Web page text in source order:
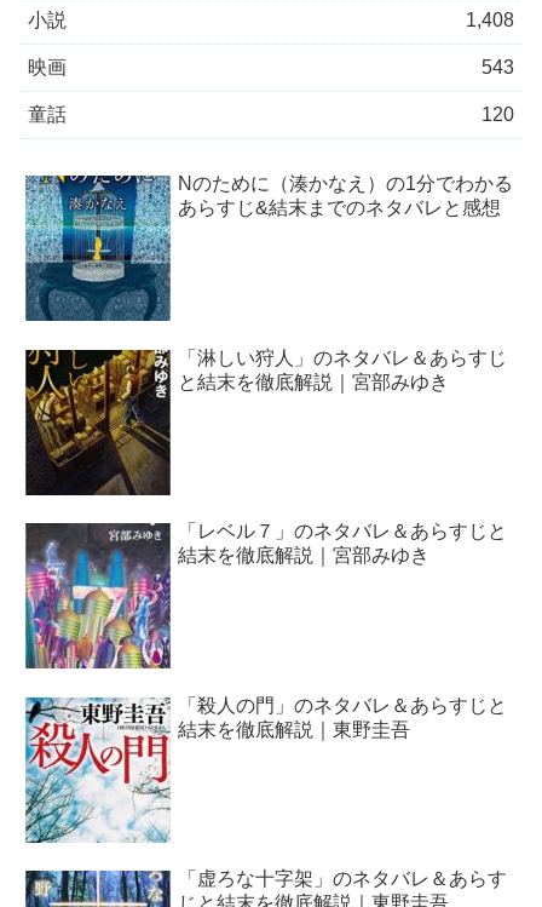
小説 1,408
映画 543
童話 120
Nのために（湊かなえ）の1分でわかる
あらすじ&結末までのネタバレと感想
「淋しい狩人」のネタバレ＆あらすじ
と結末を徹底解説｜宮部みゆき
「レベル７」のネタバレ＆あらすじと
結末を徹底解説｜宮部みゆき
「殺人の門」のネタバレ＆あらすじと
結末を徹底解説｜東野圭吾
「虚ろな十字架」のネタバレ＆あらす
じと結末を徹底解説｜東野圭吾